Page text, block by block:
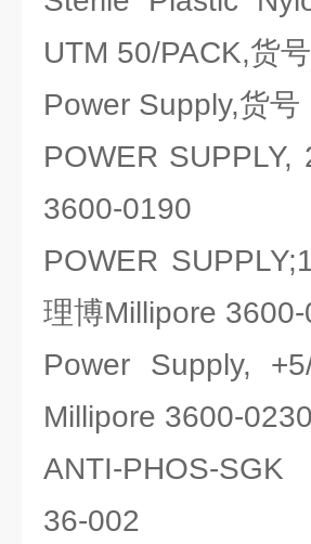
UTM 50/PACK,货
Power Supply,货
POWER
3600-0190
POWER
理博Millipore
Power Supply,
Millipore 3600-0230
ANTI-PHOS-
36-002